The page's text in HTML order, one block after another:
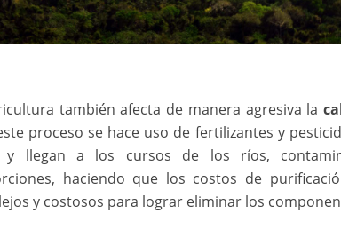
también afecta de manera agresiva la
proceso se hace uso de fertilizantes y
y llegan a los cursos de los ríos,
haciendo que los costos de
y costosos para lograr eliminar los